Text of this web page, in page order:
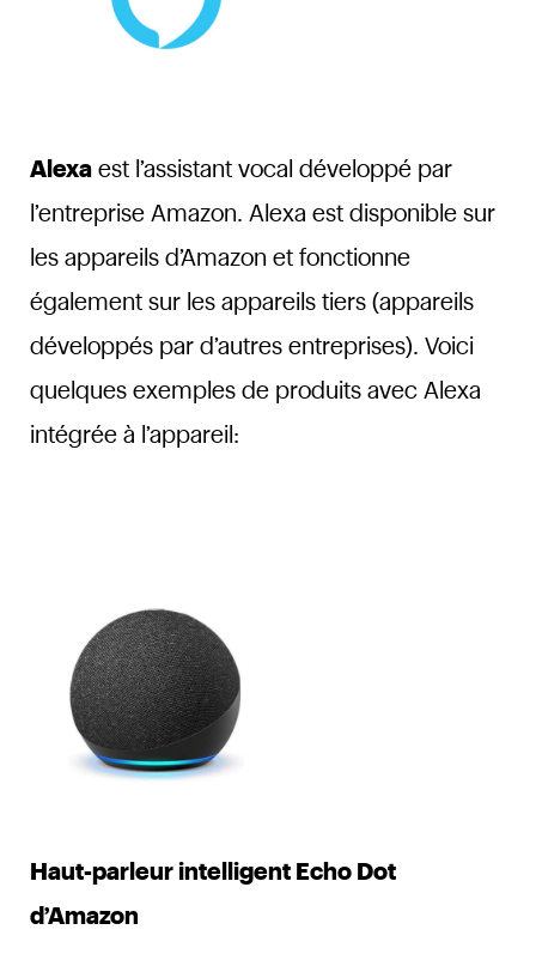
Alexaest l’assistant vocal développé par
l’entreprise Amazon. Alexa est disponible sur
les appareils d’Amazon et fonctionne
également sur les appareils tiers (appareils
développés par d’autres entreprises). Voici
quelques exemples de produits avec Alexa
intégrée à l’appareil:
Haut-parleur intelligent Echo Dot
d’Amazon